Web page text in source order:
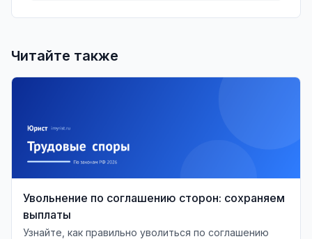
Читайте также
Увольнение по соглашению сторон: сохраняем
выплаты
Узнайте, как правильно уволиться по соглашению